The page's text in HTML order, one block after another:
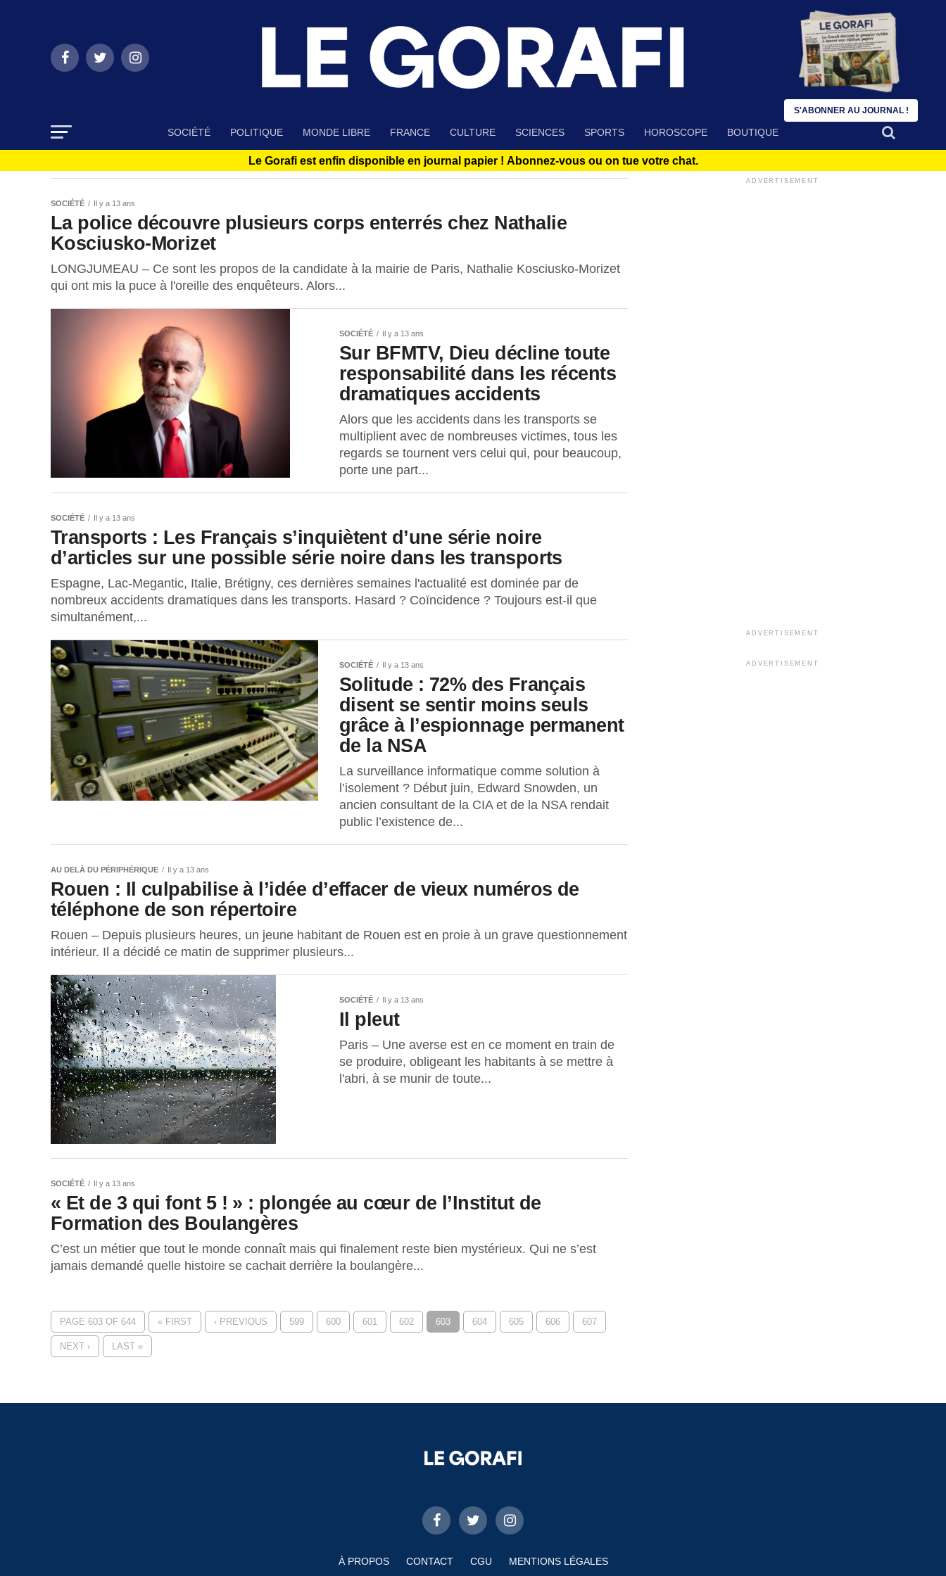
SOCIÉTÉ POLITIQUE MONDE LIBRE FRANCE CULTURE SCIENCES SPORTS HOROSCOPE BOUTIQUE
Le Gorafi est enfin disponible en journal papier ! Abonnez-vous ou on tue votre chat.
SOCIÉTÉ Il y a 13 ans
La police découvre plusieurs corps enterrés chez Nathalie
Kosciusko-Morizet
LONGJUMEAU – Ce sont les propos de la candidate à la mairie de Paris, Nathalie Kosciusko-Morizet
qui ont mis la puce à l'oreille des enquêteurs. Alors...
SOCIÉTÉ Il y a 13 ans
Sur BFMTV, Dieu décline toute
responsabilité dans les récents
dramatiques accidents
Alors que les accidents dans les transports se
multiplient avec de nombreuses victimes, tous les
regards se tournent vers celui qui, pour beaucoup,
porte une part...
SOCIÉTÉ Il y a 13 ans
Transports : Les Français s’inquiètent d’une série noire
d’articles sur une possible série noire dans les transports
Espagne, Lac-Megantic, Italie, Brétigny, ces dernières semaines l'actualité est dominée par de
nombreux accidents dramatiques dans les transports. Hasard ? Coïncidence ? Toujours est-il que
simultanément,...
SOCIÉTÉ Il y a 13 ans
Solitude : 72% des Français
disent se sentir moins seuls
grâce à l’espionnage permanent
de la NSA
La surveillance informatique comme solution à
l’isolement ? Début juin, Edward Snowden, un
ancien consultant de la CIA et de la NSA rendait
public l’existence de...
AU DELÀ DU PÉRIPHÉRIQUE Il y a 13 ans
Rouen : Il culpabilise à l’idée d’effacer de vieux numéros de
téléphone de son répertoire
Rouen – Depuis plusieurs heures, un jeune habitant de Rouen est en proie à un grave questionnement
intérieur. Il a décidé ce matin de supprimer plusieurs...
SOCIÉTÉ Il y a 13 ans
Il pleut
Paris – Une averse est en ce moment en train de
se produire, obligeant les habitants à se mettre à
l'abri, à se munir de toute...
SOCIÉTÉ Il y a 13 ans
« Et de 3 qui font 5 ! » : plongée au cœur de l’Institut de
Formation des Boulangères
C’est un métier que tout le monde connaît mais qui finalement reste bien mystérieux. Qui ne s’est
jamais demandé quelle histoire se cachait derrière la boulangère...
PAGE 603 OF 644 « FIRST ‹ PREVIOUS 599 600 601 602 603 604 605 606 607
NEXT › LAST »
ADVERTISEMENT
ADVERTISEMENT
ADVERTISEMENT
À PROPOS CONTACT CGU MENTIONS LÉGALES
S'ABONNER AU JOURNAL !